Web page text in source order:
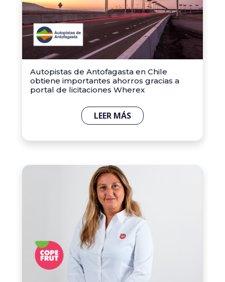
Autopistas de Antofagasta en Chile
obtiene importantes ahorros gracias a
portal de licitaciones Wherex
LEER MÁS